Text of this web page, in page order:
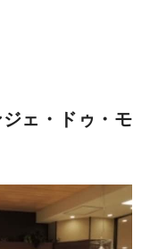
ェ・ドゥ・モ